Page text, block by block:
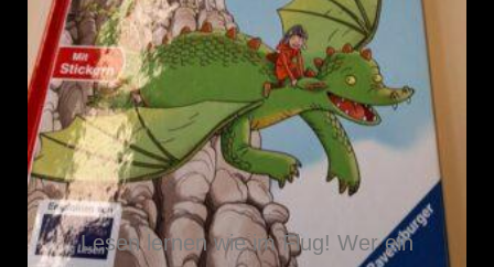
Lesen lernen wie im Flug! Wer ein